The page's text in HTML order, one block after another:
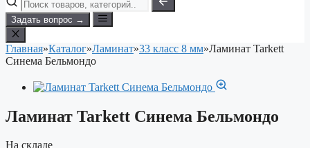
Задать вопрос →
Главная»Каталог»Ламинат»33 класс 8 мм»Ламинат Tarkett
Синема Бельмондо
Ламинат Tarkett Синема Бельмондо
На складе